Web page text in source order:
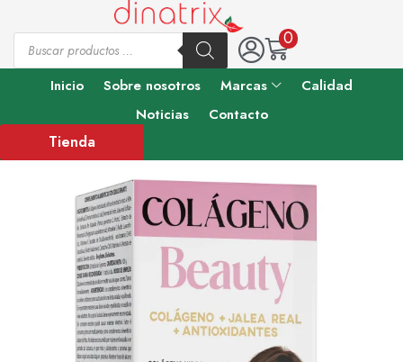
0
Inicio Sobre nosotros Marcas
Calidad
Noticias
Contacto
Tienda